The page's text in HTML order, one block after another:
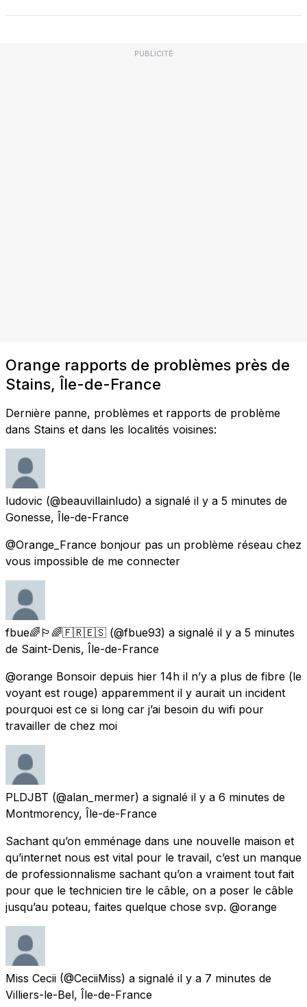
PUBLICITÉ
Orange rapports de problèmes près de
Stains, Île-de-France
Dernière panne, problèmes et rapports de problème
dans Stains et dans les localités voisines:
ludovic (@beauvillainludo) a signalé il y a 5 minutes de
Gonesse, Île-de-France
@Orange_France bonjour pas un problème réseau chez
vous impossible de me connecter
fbue🌈🏳️‍🌈🇫🇷🇪🇸 (@fbue93) a signalé il y a 5 minutes
de Saint-Denis, Île-de-France
@orange Bonsoir depuis hier 14h il n’y a plus de fibre (le
voyant est rouge) apparemment il y aurait un incident
pourquoi est ce si long car j’ai besoin du wifi pour
travailler de chez moi
PLDJBT (@alan_mermer) a signalé il y a 6 minutes de
Montmorency, Île-de-France
Sachant qu’on emménage dans une nouvelle maison et
qu’internet nous est vital pour le travail, c’est un manque
de professionnalisme sachant qu’on a vraiment tout fait
pour que le technicien tire le câble, on a poser le câble
jusqu’au poteau, faites quelque chose svp. @orange
Miss Cecii (@CeciiMiss) a signalé il y a 7 minutes de
Villiers-le-Bel, Île-de-France